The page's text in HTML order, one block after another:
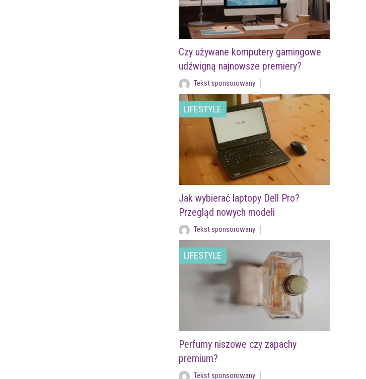
Czy używane komputery gamingowe
udźwigną najnowsze premiery?
Tekst sponsorowany
LIFESTYLE
Jak wybierać laptopy Dell Pro?
Przegląd nowych modeli
Tekst sponsorowany
LIFESTYLE
Perfumy niszowe czy zapachy
premium?
Tekst sponsorowany